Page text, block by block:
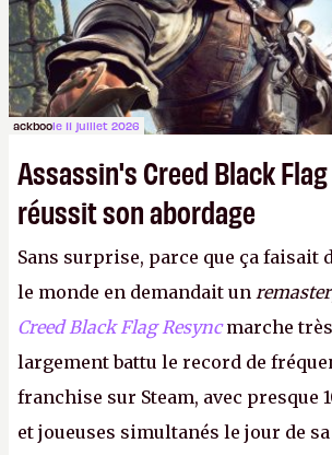
ackboole 11 juillet 2026
Assassin's Creed Black
réussit son abordage
Sans surprise, parce que ça faisait
le monde en demandait un remaster
Creed Black Flag Resyncmarche
largement battu le record de
franchise sur Steam, avec presque
et joueuses simultanés le jour de